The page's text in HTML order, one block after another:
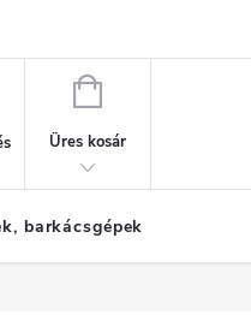
KOSÁR
Üres kosár
barkácsgépek